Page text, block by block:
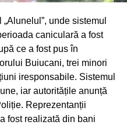
unde sistemul
caniculară a fost
ce a fost pus în
Buiucani, trei minori
iresponsabile. Sistemul
iar autoritățile anunță
Reprezentanții
fost realizată din bani